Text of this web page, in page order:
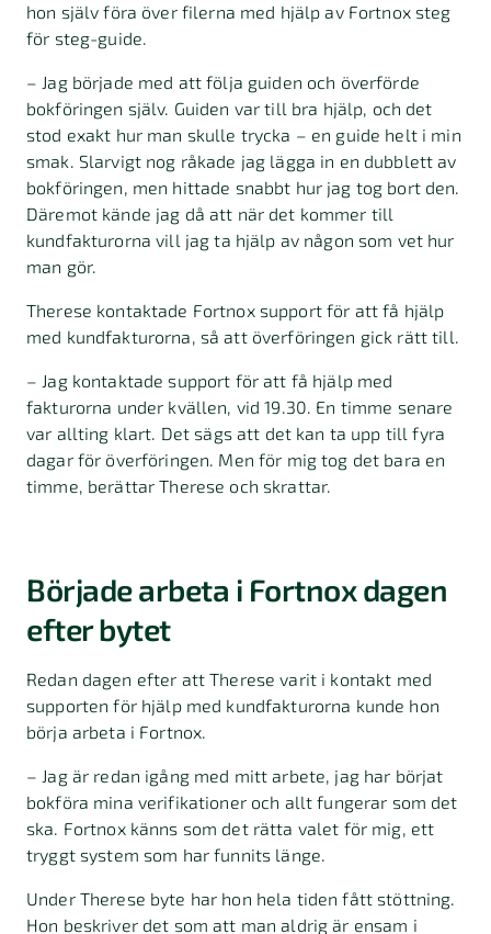
hon själv föra över filerna med hjälp av Fortnox steg
för steg-guide.
– Jag började med att följa guiden och överförde
bokföringen själv. Guiden var till bra hjälp, och det
stod exakt hur man skulle trycka – en guide helt i min
smak. Slarvigt nog råkade jag lägga in en dubblett av
bokföringen, men hittade snabbt hur jag tog bort den.
Däremot kände jag då att när det kommer till
kundfakturorna vill jag ta hjälp av någon som vet hur
man gör.
Therese kontaktade Fortnox support för att få hjälp
med kundfakturorna, så att överföringen gick rätt till.
– Jag kontaktade support för att få hjälp med
fakturorna under kvällen, vid 19.30. En timme senare
var allting klart. Det sägs att det kan ta upp till fyra
dagar för överföringen. Men för mig tog det bara en
timme, berättar Therese och skrattar.
Började arbeta i Fortnox dagen
efter bytet
Redan dagen efter att Therese varit i kontakt med
supporten för hjälp med kundfakturorna kunde hon
börja arbeta i Fortnox.
– Jag är redan igång med mitt arbete, jag har börjat
bokföra mina verifikationer och allt fungerar som det
ska. Fortnox känns som det rätta valet för mig, ett
tryggt system som har funnits länge.
Under Therese byte har hon hela tiden fått stöttning.
Hon beskriver det som att man aldrig är ensam i